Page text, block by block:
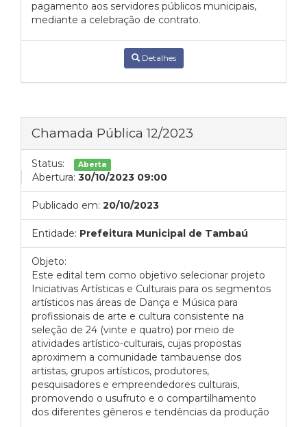
pagamento aos servidores públicos municipais,
mediante a celebração de contrato.
Detalhes
Chamada Pública 12/2023
Status: Aberta
Abertura: 30/10/2023 09:00
Publicado em: 20/10/2023
Entidade: Prefeitura Municipal de Tambaú
Objeto:
Este edital tem como objetivo selecionar projeto
Iniciativas Artísticas e Culturais para os segmentos
artísticos nas áreas de Dança e Música para
profissionais de arte e cultura consistente na
seleção de 24 (vinte e quatro) por meio de
atividades artístico-culturais, cujas propostas
aproximem a comunidade tambauense dos
artistas, grupos artísticos, produtores,
pesquisadores e empreendedores culturais,
promovendo o usufruto e o compartilhamento
dos diferentes gêneros e tendências da produção